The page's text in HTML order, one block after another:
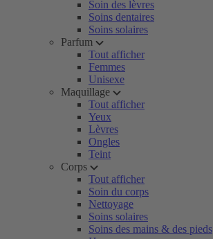
Soin des lèvres
Soins dentaires
Soins solaires
Parfum
Tout afficher
Femmes
Unisexe
Maquillage
Tout afficher
Yeux
Lèvres
Ongles
Teint
Corps
Tout afficher
Soin du corps
Nettoyage
Soins solaires
Soins des mains & des pieds